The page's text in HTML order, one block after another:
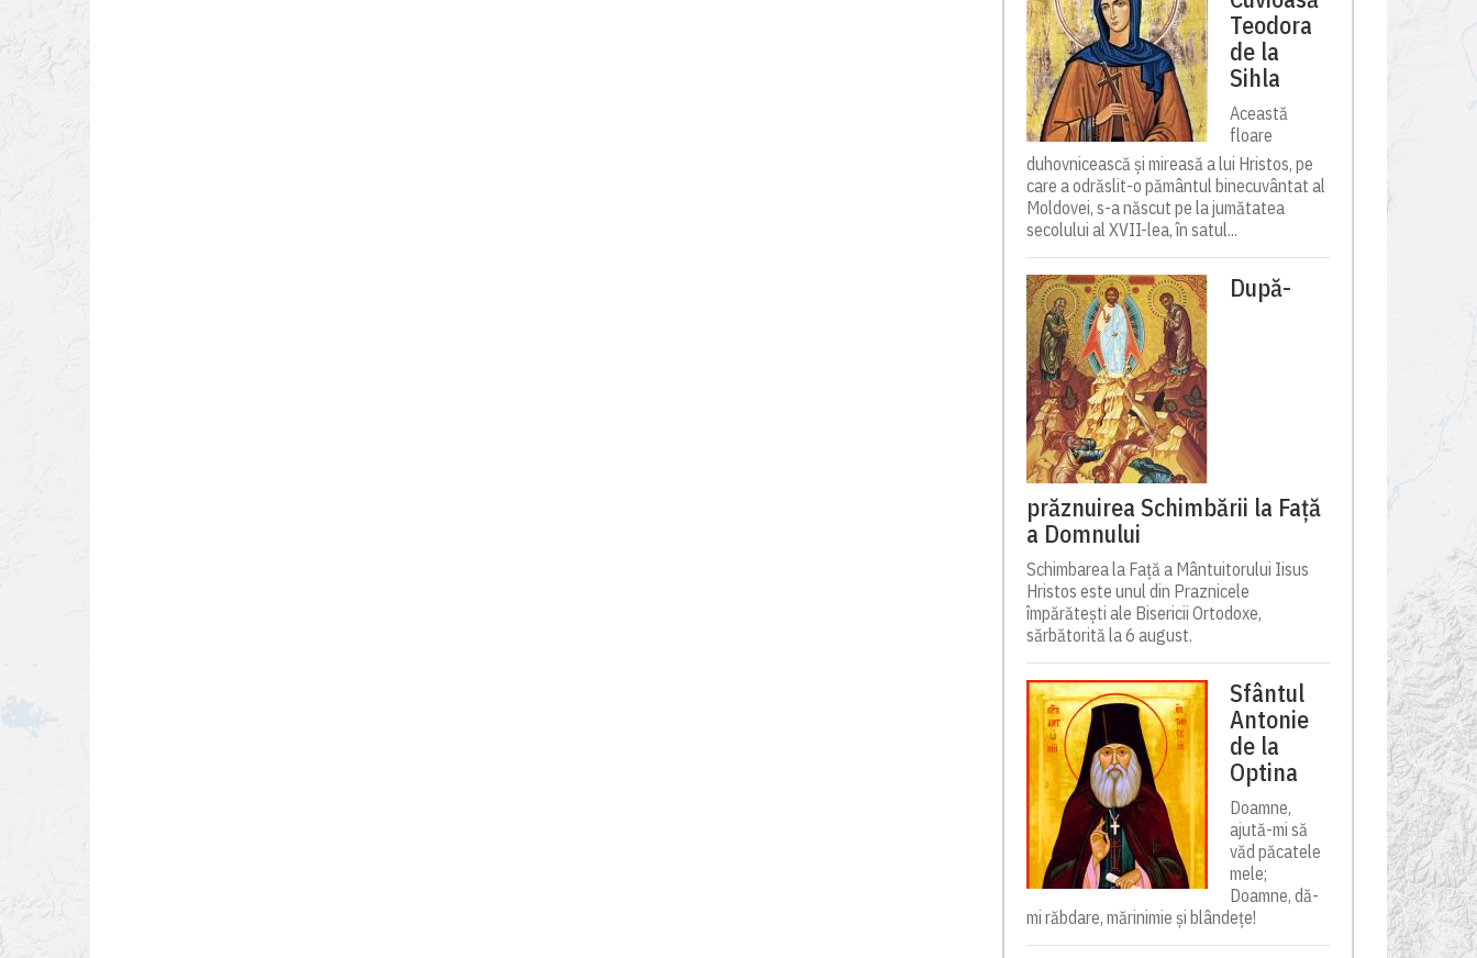
Teodora
de la
Sihla
Această
floare
duhovnicească și mireasă a lui Hristos, pe
care a odrăslit-o pământul binecuvântat al
Moldovei, s-a născut pe la jumătatea
secolului al XVII-lea, în satul...
După-
prăznuirea Schimbării la Față
a Domnului
Schimbarea la Față a Mântuitorului Iisus
Hristos este unul din Praznicele
împărătești ale Bisericii Ortodoxe,
sărbătorită la 6 august.
Sfântul
Antonie
de la
Optina
Doamne,
ajută-mi să
văd păcatele
mele;
Doamne, dă-
mi răbdare, mărinimie şi blândeţe!